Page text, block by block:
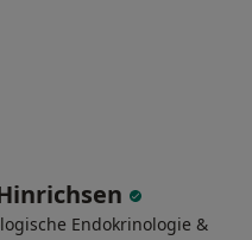
Endokrinologie &